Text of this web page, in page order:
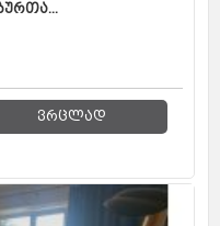
ვრცლად